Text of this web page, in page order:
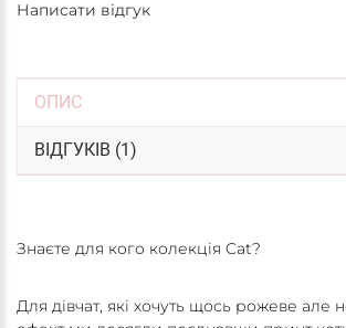
Написати відгук
ОПИС
ВІДГУКІВ (1)
Знаєте для кого колекція Cat?
Для дівчат, які хочуть щось рожеве але